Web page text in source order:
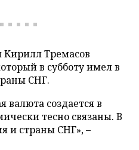
Тремасов
в субботу имел в
СНГ.
валюта создается в
тесно связаны. В
и страны СНГ», –